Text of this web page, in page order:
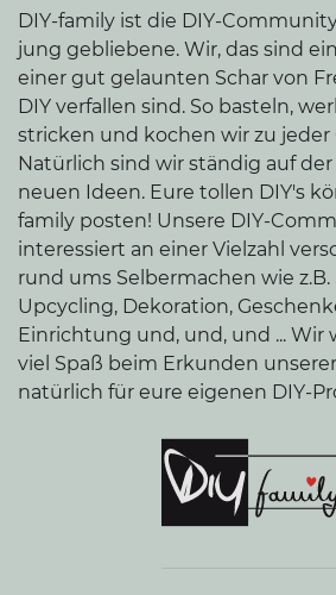
DIY-family ist die DIY-
jung gebliebene. Wir, das sind
einer gut gelaunten Schar von
DIY verfallen sind. So basteln,
stricken und kochen wir zu jeder
Natürlich sind wir ständig auf
neuen Ideen. Eure tollen DIY's
family posten! Unsere DIY-
interessiert an einer Vielzahl
rund ums Selbermachen wie z.B.
Upcycling, Dekoration,
Einrichtung und, und, und ... Wir
viel Spaß beim Erkunden
natürlich für eure eigenen DIY-